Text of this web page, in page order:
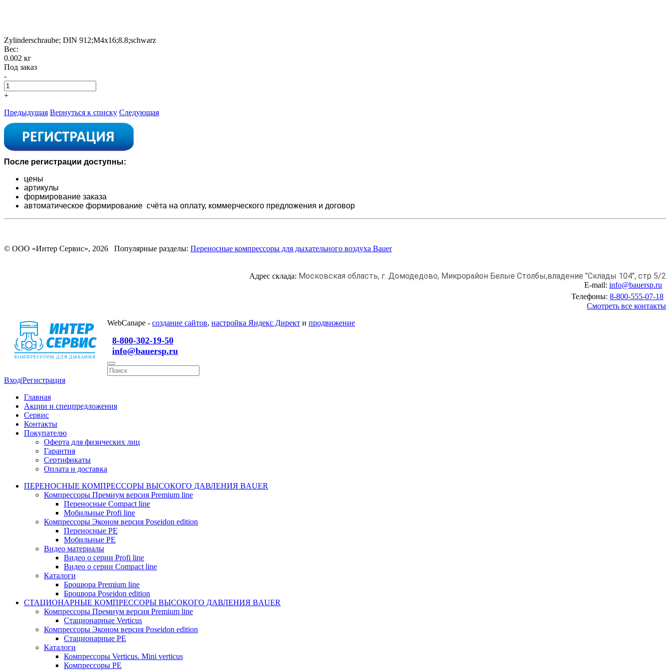
Zylinderschraube; DIN 912;M4x16;8.8;schwarz
Вес:
0.002 кг
Под заказ
-
+
Предыдущая Вернуться к списку Следующая
После регистрации доступны:
цены
артикулы
формирование заказа
автоматическое формирование счёта на оплату, коммерческого предложения и договор
© ООО «Интер Сервис», 2026 Популярные разделы: Переносные компрессоры для дыхательного воздуха Bauer
Адрес склада: Московская область, г. Домодедово, Микрорайон Белые Столбы,владение "Склады 104", стр 5/2
E-mail: info@bauersp.ru
Телефоны: 8-800-555-07-18
Смотреть все контакты
WebCanape - создание сайтов, настройка Яндекс Директ и продвижение
8-800-302-19-50
info@bauersp.ru
Вход|Регистрация
Главная
Акции и спецпредложения
Сервис
Контакты
Покупателю
Оферта для физических лиц
Гарантия
Сертификаты
Оплата и доставка
ПЕРЕНОСНЫЕ КОМПРЕССОРЫ ВЫСОКОГО ДАВЛЕНИЯ BAUER
Компрессоры Премиум версия Premium line
Переносные Compact line
Мобильные Profi line
Компрессоры Эконом версия Poseidon edition
Переносные PE
Мобильные PE
Видео материалы
Видео о серии Profi line
Видео о серии Compact line
Каталоги
Брошюра Premium line
Брошюра Poseidon edition
СТАЦИОНАРНЫЕ КОМПРЕССОРЫ ВЫСОКОГО ДАВЛЕНИЯ BAUER
Компрессоры Премиум версия Premium line
Стационарные Verticus
Компрессоры Эконом версия Poseidon edition
Стационарные PE
Каталоги
Компрессоры Verticus. Mini verticus
Компрессоры PE